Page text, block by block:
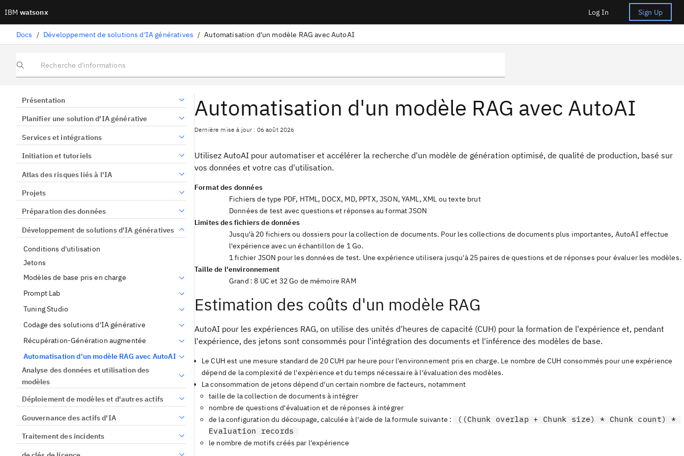
IBM watsonx Log In Sign Up
Docs / Développement de solutions d'IA génératives / Automatisation d'un modèle RAG avec AutoAI
Recherche d'informations
Présentation
Planifier une solution d'IA générative
Services et intégrations
Initiation et tutoriels
Atlas des risques liés à l'IA
Projets
Préparation des données
Développement de solutions d'IA génératives
Conditions d'utilisation
Jetons
Modèles de base pris en charge
Prompt Lab
Tuning Studio
Codage des solutions d'IA générative
Récupération-Génération augmentée
Automatisation d'un modèle RAG avec AutoAI
Analyse des données et utilisation des
modèles
Déploiement de modèles et d'autres actifs
Gouvernance des actifs d'IA
Traitement des incidents
Automatisation d'un modèle RAG avec AutoAI
Dernière mise à jour : 06 août 2026
Utilisez AutoAI pour automatiser et accélérer la recherche d'un modèle de génération optimisé, de qualité de production, basé sur
vos données et votre cas d'utilisation.
Format des données
Fichiers de type PDF, HTML, DOCX, MD, PPTX, JSON, YAML, XML ou texte brut
Données de test avec questions et réponses au format JSON
Limites des fichiers de données
Jusqu'à 20 fichiers ou dossiers pour la collection de documents. Pour les collections de documents plus importantes, AutoAI effectue
l'expérience avec un échantillon de 1 Go.
1 fichier JSON pour les données de test. Une expérience utilisera jusqu'à 25 paires de questions et de réponses pour évaluer les modèles.
Taille de l'environnement
Grand : 8 UC et 32 Go de mémoire RAM
Estimation des coûts d'un modèle RAG
AutoAI pour les expériences RAG, on utilise des unités d'heures de capacité (CUH) pour la formation de l'expérience et, pendant
l'expérience, des jetons sont consommés pour l'intégration des documents et l'inférence des modèles de base.
Le CUH est une mesure standard de 20 CUH par heure pour l'environnement pris en charge. Le nombre de CUH consommés pour une expérience
dépend de la complexité de l'expérience et du temps nécessaire à l'évaluation des modèles.
La consommation de jetons dépend d'un certain nombre de facteurs, notamment
taille de la collection de documents à intégrer
nombre de questions d'évaluation et de réponses à intégrer
de la configuration du découpage, calculée à l'aide de la formule suivante :
((Chunk overlap + Chunk size) * Chunk count) *
Evaluation records
le nombre de motifs créés par l'expérience